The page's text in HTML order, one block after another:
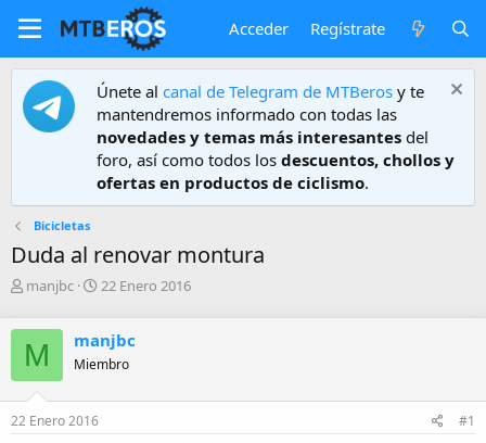
Acceder Regístrate
Únete al canal de Telegram de MTBeros y te
mantendremos informado con todas las
novedades y temas más interesantes del
foro, así como todos los descuentos, chollos y
ofertas en productos de ciclismo.
Bicicletas
Duda al renovar montura
A
o
r
manjbc
F
h
a
e
22 Enero 2016
M manjbc
Miembro
22 Enero 2016 #1